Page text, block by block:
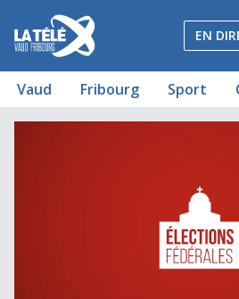
La Télé - Télévision régionale
EN
Vaud Fribourg Sport